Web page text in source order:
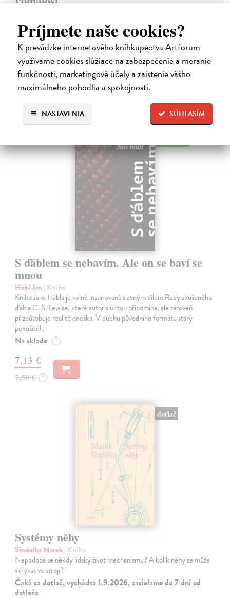
Príjmete naše cookies?
K prevádzke internetového kníhkupectva Artforum
využívame cookies slúžiace na zabezpečenie a meranie
funkčnosti, marketingové účely a zaistenie vášho
maximálneho pohodlia a spokojnosti.
SÚHLASÍM
NASTAVENIA
Pomalost, chronologicky první ze čtyř románů Milana Kundery
napsaných francouzsky, vychází v českém překladu Anny
Kareninové. Vydávání Kunderových románů v českém jazyce se
uzavírá.
Na sklade ?
14,73 €
S ďáblem se nebavím. Ale on se baví se
mnou
Hábl Jan | Kniha
Kniha Jana Hábla je volně inspirovaná slavným dílem Rady zkušeného
ďábla C. S. Lewise, které autor s úctou připomíná, ale zároveň
přizpůsobuje realitě dneška. V duchu původního formátu starý
pokušitel…
Na sklade ?
7,13 €
7,50 € ?
dotlač
Systémy něhy
Šindelka Marek| Kniha
Nepodobá se někdy lidský život mechanismu? A kolik něhy se může
skrývat ve stroji?
Čaká sa dotlač, vychádza 1.9.2026, zasielame do 7 dní od
dotlače